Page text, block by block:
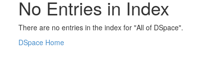
No Entries in Index
There are no entries in the index for "All of DSpace".
DSpace Home